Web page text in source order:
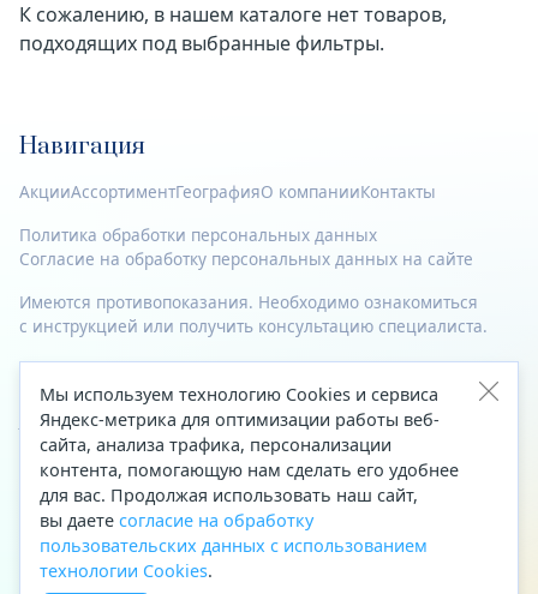
К сожалению, в нашем каталоге нет товаров,
подходящих под выбранные фильтры.
Навигация
АкцииАссортиментГеографияО компанииКонтакты
Политика обработки персональных данных
Согласие на обработку персональных данных на сайте
Имеются противопоказания. Необходимо ознакомиться
с инструкцией или получить консультацию специалиста.
© 2023—2026 Все права защищены.
Адрес
Архангельск, ул. Папанина, д. 19 (вход в здание со стороны
автоцентра «Тойота»)
Приемная Генерального директора
Телефон
+7 (8182) 63-60-31
Мы используем технологию Cookies и сервиса
Яндекс-метрика для оптимизации работы веб-
сайта, анализа трафика, персонализации
контента, помогающую нам сделать его удобнее
для вас. Продолжая использовать наш сайт,
вы даете согласие на обработку
пользовательских данных с использованием
технологии Cookies.